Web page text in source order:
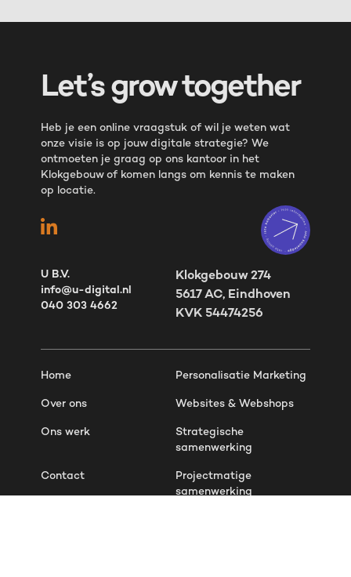
Let’s grow together
Heb je een online vraagstuk of wil je weten wat
onze visie is op jouw digitale strategie? We
ontmoeten je graag op ons kantoor in het
Klokgebouw of komen langs om kennis te maken
op locatie.
U B.V.
info@u-digital.nl
040 303 4662
Klokgebouw 274
5617 AC, Eindhoven
KVK 54474256
Home Personalisatie Marketing
Over ons Websites & Webshops
Ons werk
Strategische
samenwerking
Contact
Projectmatige
samenwerking